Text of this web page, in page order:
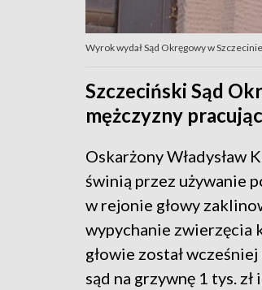
Wyrok wydał Sąd Okręgowy w
Szczeciński Sąd
mężczyzny
Oskarżony Władysław
świnią przez używanie
w rejonie głowy
wypychanie zwierzęcia
głowie został
sąd na grzywnę 1 tys.